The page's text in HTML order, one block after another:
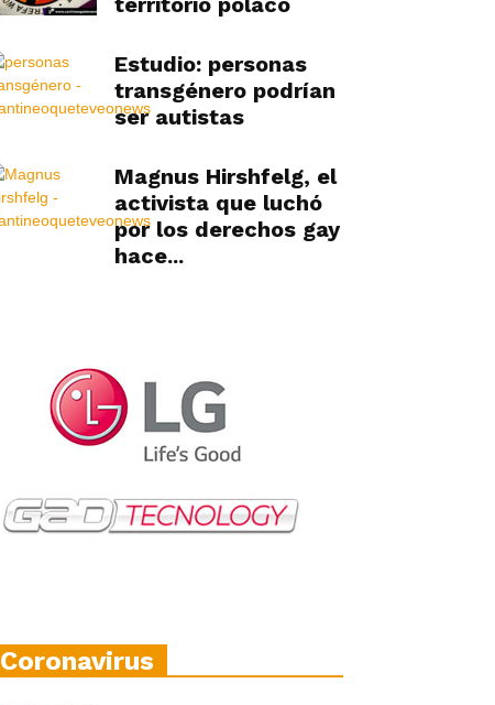
Estudio: personas
transgénero podrían
ser autistas
Magnus Hirshfelg, el
activista que luchó
por los derechos gay
hace...
Coronavirus